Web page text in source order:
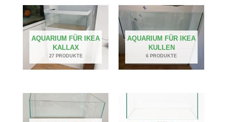
AQUARIUM FÜR IKEA
KALLAX
27 PRODUKTE
AQUARIUM FÜR IKEA
KULLEN
6 PRODUKTE